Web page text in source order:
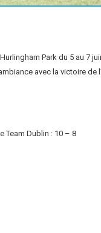
Park du 5 au 7
avec la victoire de
Team Dublin : 10 – 8